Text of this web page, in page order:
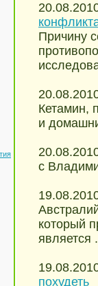
Причину
Кетамин,
и
с
который
является
похудеть